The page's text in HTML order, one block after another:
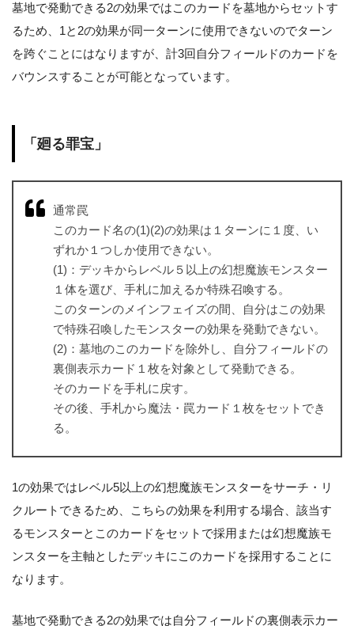
墓地で発動できる2の効果ではこのカードを墓地からセットす
るため、1と2の効果が同一ターンに使用できないのでターン
を跨ぐことにはなりますが、計3回自分フィールドのカードを
バウンスすることが可能となっています。
「廻る罪宝」
通常罠
このカード名の(1)(2)の効果は１ターンに１度、い
ずれか１つしか使用できない。
(1)：デッキからレベル５以上の幻想魔族モンスター
１体を選び、手札に加えるか特殊召喚する。
このターンのメインフェイズの間、自分はこの効果
で特殊召喚したモンスターの効果を発動できない。
(2)：墓地のこのカードを除外し、自分フィールドの
裏側表示カード１枚を対象として発動できる。
そのカードを手札に戻す。
その後、手札から魔法・罠カード１枚をセットでき
る。
1の効果ではレベル5以上の幻想魔族モンスターをサーチ・リ
クルートできるため、こちらの効果を利用する場合、該当す
るモンスターとこのカードをセットで採用または幻想魔族モ
ンスターを主軸としたデッキにこのカードを採用することに
なります。
墓地で発動できる2の効果では自分フィールドの裏側表示カー